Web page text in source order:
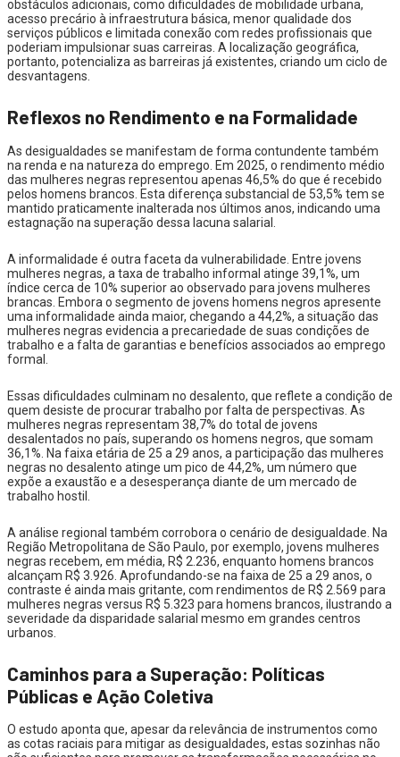
obstáculos adicionais, como dificuldades de mobilidade urbana,
acesso precário à infraestrutura básica, menor qualidade dos
serviços públicos e limitada conexão com redes profissionais que
poderiam impulsionar suas carreiras. A localização geográfica,
portanto, potencializa as barreiras já existentes, criando um ciclo de
desvantagens.
Reflexos no Rendimento e na Formalidade
As desigualdades se manifestam de forma contundente também
na renda e na natureza do emprego. Em 2025, o rendimento médio
das mulheres negras representou apenas 46,5% do que é recebido
pelos homens brancos. Esta diferença substancial de 53,5% tem se
mantido praticamente inalterada nos últimos anos, indicando uma
estagnação na superação dessa lacuna salarial.
A informalidade é outra faceta da vulnerabilidade. Entre jovens
mulheres negras, a taxa de trabalho informal atinge 39,1%, um
índice cerca de 10% superior ao observado para jovens mulheres
brancas. Embora o segmento de jovens homens negros apresente
uma informalidade ainda maior, chegando a 44,2%, a situação das
mulheres negras evidencia a precariedade de suas condições de
trabalho e a falta de garantias e benefícios associados ao emprego
formal.
Essas dificuldades culminam no desalento, que reflete a condição de
quem desiste de procurar trabalho por falta de perspectivas. As
mulheres negras representam 38,7% do total de jovens
desalentados no país, superando os homens negros, que somam
36,1%. Na faixa etária de 25 a 29 anos, a participação das mulheres
negras no desalento atinge um pico de 44,2%, um número que
expõe a exaustão e a desesperança diante de um mercado de
trabalho hostil.
A análise regional também corrobora o cenário de desigualdade. Na
Região Metropolitana de São Paulo, por exemplo, jovens mulheres
negras recebem, em média, R$ 2.236, enquanto homens brancos
alcançam R$ 3.926. Aprofundando-se na faixa de 25 a 29 anos, o
contraste é ainda mais gritante, com rendimentos de R$ 2.569 para
mulheres negras versus R$ 5.323 para homens brancos, ilustrando a
severidade da disparidade salarial mesmo em grandes centros
urbanos.
Caminhos para a Superação: Políticas
Públicas e Ação Coletiva
O estudo aponta que, apesar da relevância de instrumentos como
as cotas raciais para mitigar as desigualdades, estas sozinhas não